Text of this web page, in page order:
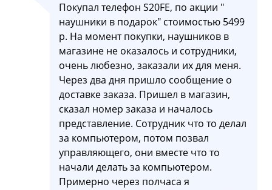
Покупал телефон S20FE, по акции "
наушники в подарок" стоимостью 5499
р. На момент покупки, наушников в
магазине не оказалось и сотрудники,
очень любезно, заказали их для меня.
Через два дня пришло сообщение о
доставке заказа. Пришел в магазин,
сказал номер заказа и началось
представление. Сотрудник что то делал
за компьютером, потом позвал
управляющего, они вместе что то
начали делать за компьютером.
Примерно через полчаса я